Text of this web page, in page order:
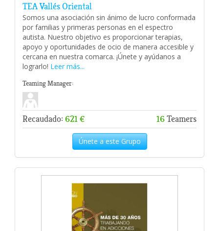
TEA Vallés Oriental
Somos una asociación sin ánimo de lucro conformada
por familias y primeras personas en el espectro
autista. Nuestro objetivo es proporcionar terapias,
apoyo y oportunidades de ocio de manera accesible y
cercana en nuestra comarca. ¡Únete y ayúdanos a
lograrlo! Leer más...
Teaming Manager:
Recaudado: 621 € 16Teamers
Únete a este Grupo